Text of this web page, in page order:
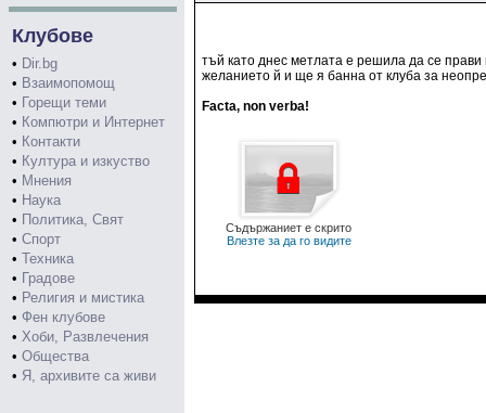
Клубове
• Dir.bg
• Взаимопомощ
• Горещи теми
• Компютри и Интернет
• Контакти
• Култура и изкуство
• Мнения
• Наука
• Политика, Свят
• Спорт
• Техника
• Градове
• Религия и мистика
• Фен клубове
• Хоби, Развлечения
• Общества
• Я, архивите са живи
тъй като днес метлата е решила да се
желанието й и ще я банна от клуба за
Facta, non verba!
Съдържаниет е скрито
Влезте за да го видите